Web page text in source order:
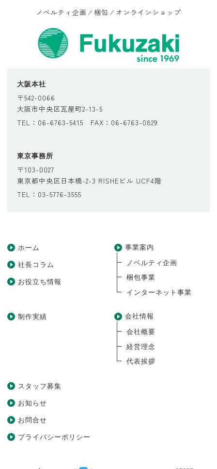
ノベルティ企画 ⁄ 梱包 ⁄ オンラインショップ
大阪本社
〒542-0066
大阪市中央区瓦屋町2-13-5
TEL：06-6763-5415 FAX：06-6763-0829
東京事務所
〒103-0027
東京都中央区日本橋-2-3 RISHEビル UCF4階
TEL：03-5776-3555
ホーム
社長コラム
お役立ち情報
事業案内
ノベルティ企画
梱包事業
インターネット事業
制作実績
会社情報
会社概要
経営理念
代表挨拶
スタッフ募集
お知らせ
お問合せ
プライバシーポリシー